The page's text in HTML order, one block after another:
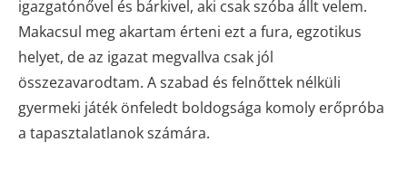
igazgatónővel és bárkivel, aki csak szóba állt velem.
Makacsul meg akartam érteni ezt a fura, egzotikus
helyet, de az igazat megvallva csak jól
összezavarodtam. A szabad és felnőttek nélküli
gyermeki játék önfeledt boldogsága komoly erőpróba
a tapasztalatlanok számára.